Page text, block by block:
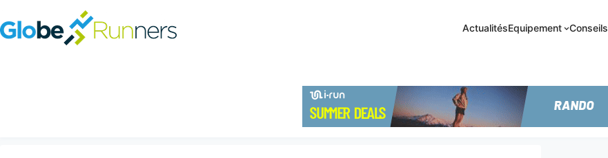
ActualitésEquipement Conseils